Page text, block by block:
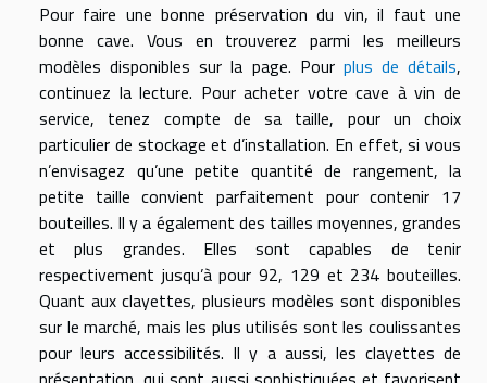
Pour faire une bonne préservation du vin, il faut une
bonne cave. Vous en trouverez parmi les meilleurs
modèles disponibles sur la page. Pour plus de détails,
continuez la lecture. Pour acheter votre cave à vin de
service, tenez compte de sa taille, pour un choix
particulier de stockage et d’installation. En effet, si vous
n’envisagez qu’une petite quantité de rangement, la
petite taille convient parfaitement pour contenir 17
bouteilles. Il y a également des tailles moyennes, grandes
et plus grandes. Elles sont capables de tenir
respectivement jusqu’à pour 92, 129 et 234 bouteilles.
Quant aux clayettes, plusieurs modèles sont disponibles
sur le marché, mais les plus utilisés sont les coulissantes
pour leurs accessibilités. Il y a aussi, les clayettes de